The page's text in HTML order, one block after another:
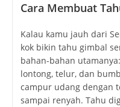
Cara Membuat
Kalau kamu jauh dari
kok bikin tahu gimbal
bahan-bahan
lontong, telur, dan
campur udang dengan
sampai renyah. Tahu